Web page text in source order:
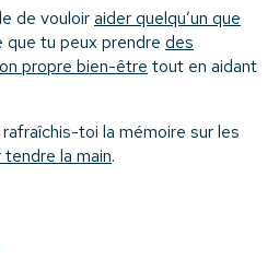
de vouloiraider quelqu’un que
tu peux prendre des
propre bien-être tout en aidant
toi la mémoire sur les
la main.